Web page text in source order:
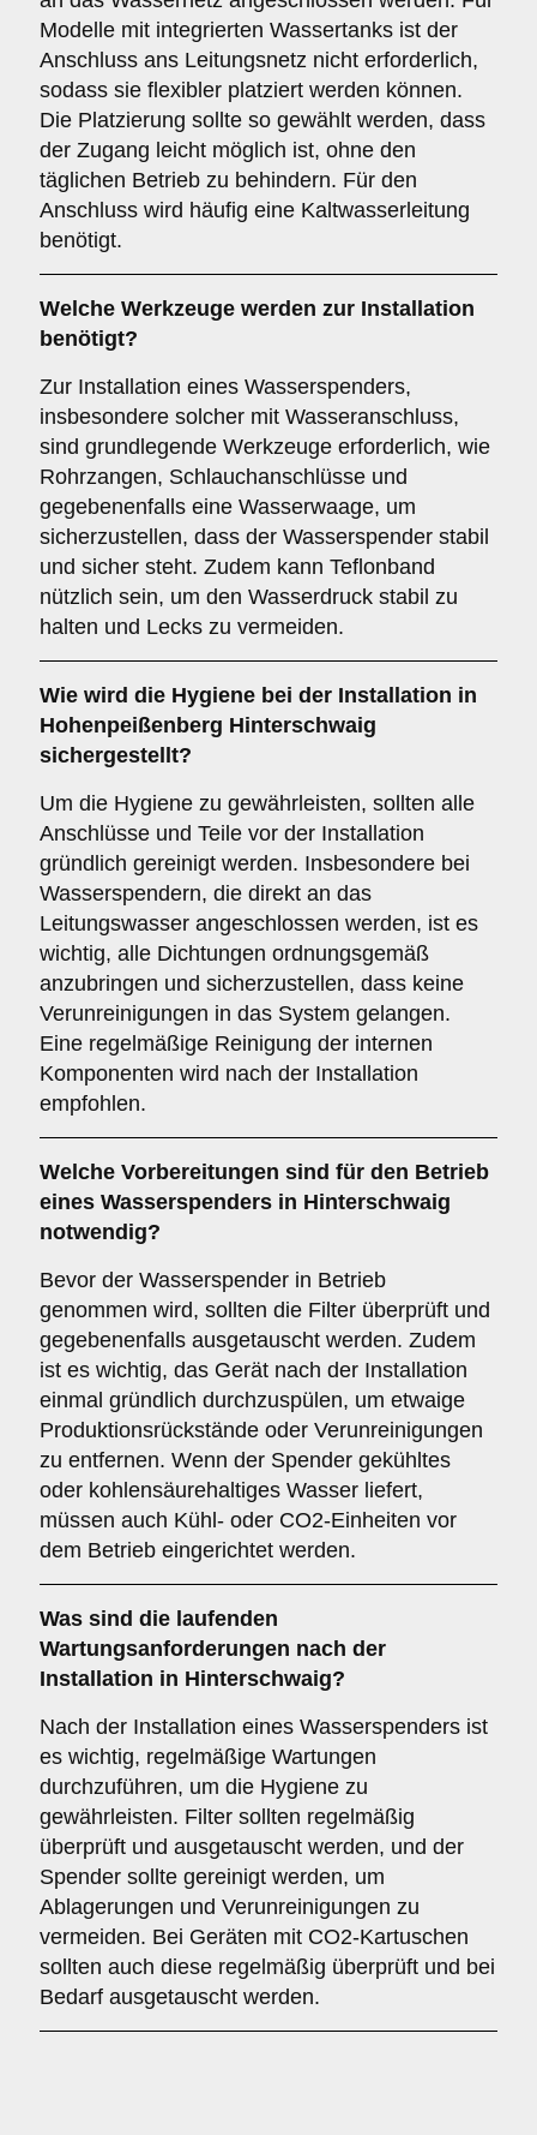
Modelle mit integrierten Wassertanks ist der
Anschluss ans Leitungsnetz nicht erforderlich,
sodass sie flexibler platziert werden können.
Die Platzierung sollte so gewählt werden, dass
der Zugang leicht möglich ist, ohne den
täglichen Betrieb zu behindern. Für den
Anschluss wird häufig eine Kaltwasserleitung
benötigt.
Welche Werkzeuge werden zur Installation
benötigt?
Zur Installation eines Wasserspenders,
insbesondere solcher mit Wasseranschluss,
sind grundlegende Werkzeuge erforderlich, wie
Rohrzangen, Schlauchanschlüsse und
gegebenenfalls eine Wasserwaage, um
sicherzustellen, dass der Wasserspender stabil
und sicher steht. Zudem kann Teflonband
nützlich sein, um den Wasserdruck stabil zu
halten und Lecks zu vermeiden.
Wie wird die Hygiene bei der Installation in
Hohenpeißenberg Hinterschwaig
sichergestellt?
Um die Hygiene zu gewährleisten, sollten alle
Anschlüsse und Teile vor der Installation
gründlich gereinigt werden. Insbesondere bei
Wasserspendern, die direkt an das
Leitungswasser angeschlossen werden, ist es
wichtig, alle Dichtungen ordnungsgemäß
anzubringen und sicherzustellen, dass keine
Verunreinigungen in das System gelangen.
Eine regelmäßige Reinigung der internen
Komponenten wird nach der Installation
empfohlen.
Welche Vorbereitungen sind für den Betrieb
eines Wasserspenders in Hinterschwaig
notwendig?
Bevor der Wasserspender in Betrieb
genommen wird, sollten die Filter überprüft und
gegebenenfalls ausgetauscht werden. Zudem
ist es wichtig, das Gerät nach der Installation
einmal gründlich durchzuspülen, um etwaige
Produktionsrückstände oder Verunreinigungen
zu entfernen. Wenn der Spender gekühltes
oder kohlensäurehaltiges Wasser liefert,
müssen auch Kühl- oder CO2-Einheiten vor
dem Betrieb eingerichtet werden.
Was sind die laufenden
Wartungsanforderungen nach der
Installation in Hinterschwaig?
Nach der Installation eines Wasserspenders ist
es wichtig, regelmäßige Wartungen
durchzuführen, um die Hygiene zu
gewährleisten. Filter sollten regelmäßig
überprüft und ausgetauscht werden, und der
Spender sollte gereinigt werden, um
Ablagerungen und Verunreinigungen zu
vermeiden. Bei Geräten mit CO2-Kartuschen
sollten auch diese regelmäßig überprüft und bei
Bedarf ausgetauscht werden.